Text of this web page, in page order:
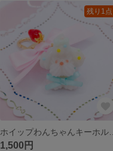
残り1点
ホイップわんちゃんキーホルダー ミルクホワイト
1,500円